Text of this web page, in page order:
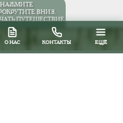
НАЖМИТЕ
ВНИЗ,
ПУТЕШЕСТВИЕ
О НАС КОНТАКТЫ ЕЩЁ